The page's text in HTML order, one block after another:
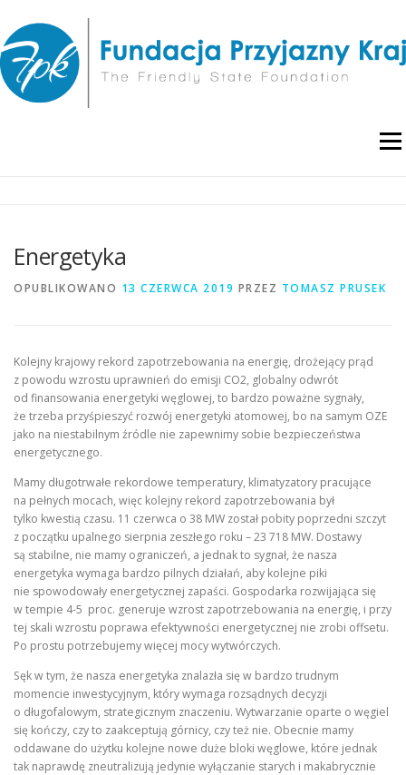
treści
Menu
Energetyka
OPUBLIKOWANO 13 CZERWCA 2019 PRZEZ TOMASZ PRUSEK
Kolejny krajowy rekord zapotrzebowania na energię, drożejący prąd
z powodu wzrostu uprawnień do emisji CO2, globalny odwrót
od finansowania energetyki węglowej, to bardzo poważne sygnały,
że trzeba przyśpieszyć rozwój energetyki atomowej, bo na samym OZE
jako na niestabilnym źródle nie zapewnimy sobie bezpieczeństwa
energetycznego.
Mamy długotrwałe rekordowe temperatury, klimatyzatory pracujące
na pełnych mocach, więc kolejny rekord zapotrzebowania był
tylko kwestią czasu. 11 czerwca o 38 MW został pobity poprzedni szczyt
z początku upalnego sierpnia zeszłego roku – 23 718 MW. Dostawy
są stabilne, nie mamy ograniczeń, a jednak to sygnał, że nasza
energetyka wymaga bardzo pilnych działań, aby kolejne piki
nie spowodowały energetycznej zapaści. Gospodarka rozwijająca się
w tempie 4-5 proc. generuje wzrost zapotrzebowania na energię, i przy
tej skali wzrostu poprawa efektywności energetycznej nie zrobi offsetu.
Po prostu potrzebujemy więcej mocy wytwórczych.
Sęk w tym, że nasza energetyka znalazła się w bardzo trudnym
momencie inwestycyjnym, który wymaga rozsądnych decyzji
o długofalowym, strategicznym znaczeniu. Wytwarzanie oparte o węgiel
się kończy, czy to zaakceptują górnicy, czy też nie. Obecnie mamy
oddawane do użytku kolejne nowe duże bloki węglowe, które jednak
tak naprawdę zneutralizują jedynie wyłączanie starych i makabrycznie